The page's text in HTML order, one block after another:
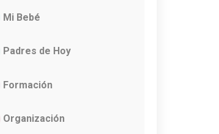
Mi Bebé
Padres de Hoy
Formación
Organización